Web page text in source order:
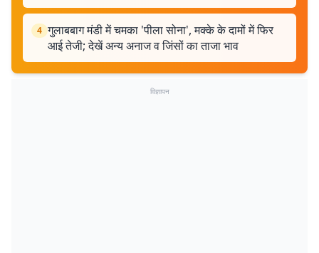
4 गुलाबबाग मंडी में चमका 'पीला सोना', मक्के के दामों में फिर
आई तेजी; देखें अन्य अनाज व जिंसों का ताजा भाव
विज्ञापन